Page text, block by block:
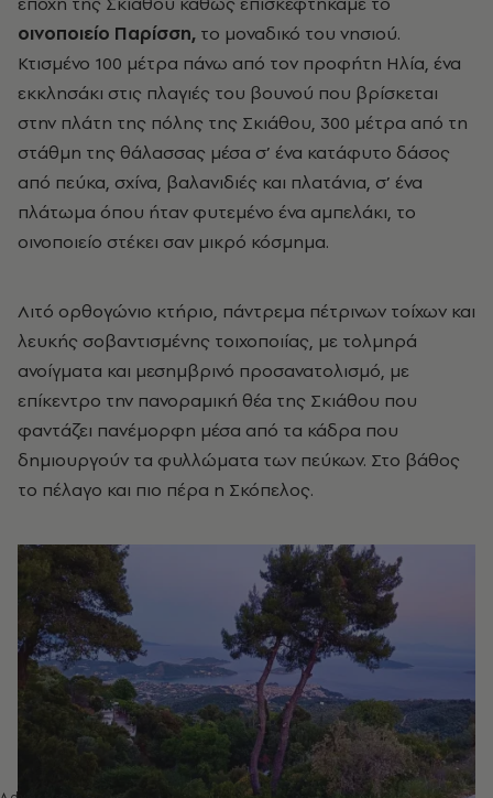
οινοποιείο Παρίσση, το μοναδικό του νησιού.
Κτισμένο 100 μέτρα πάνω από τον προφήτη Ηλία, ένα
εκκλησάκι στις πλαγιές του βουνού που βρίσκεται
στην πλάτη της πόλης της Σκιάθου, 300 μέτρα από τη
στάθμη της θάλασσας μέσα σ’ ένα κατάφυτο δάσος
από πεύκα, σχίνα, βαλανιδιές και πλατάνια, σ’ ένα
πλάτωμα όπου ήταν φυτεμένο ένα αμπελάκι, το
οινοποιείο στέκει σαν μικρό κόσμημα.
Λιτό ορθογώνιο κτήριο, πάντρεμα πέτρινων τοίχων και
λευκής σοβαντισμένης τοιχοποιίας, με τολμηρά
ανοίγματα και μεσημβρινό προσανατολισμό, με
επίκεντρο την πανοραμική θέα της Σκιάθου που
φαντάζει πανέμορφη μέσα από τα κάδρα που
δημιουργούν τα φυλλώματα των πεύκων. Στο βάθος
το πέλαγο και πιο πέρα η Σκόπελος.